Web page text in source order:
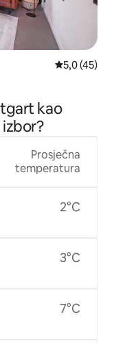
prosječna
5,0 (45)
kao
Prosječna
temperatura
2°C
3°C
7°C